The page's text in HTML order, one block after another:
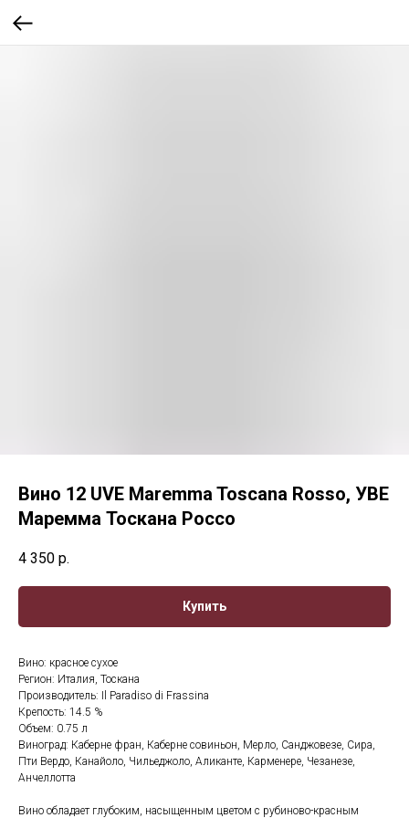
Вино 12 UVE Maremma Toscana Rosso, УВЕ
Маремма Тоскана Россо
4 350 р.
Купить
Вино: красное сухое
Регион: Италия, Тоскана
Производитель: Il Paradiso di Frassina
Крепость: 14.5 %
Объем: 0.75 л
Виноград: Каберне фран, Каберне совиньон, Мерло, Санджовезе, Сира,
Пти Вердо, Канайоло, Чильеджоло, Аликанте, Карменере, Чезанезе,
Анчеллотта
Вино обладает глубоким, насыщенным цветом с рубиново-красным